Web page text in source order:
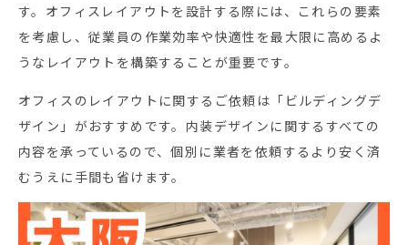
す。オフィスレイアウトを設計する際には、これらの要素
を考慮し、従業員の作業効率や快適性を最大限に高めるよ
うなレイアウトを構築することが重要です。
オフィスのレイアウトに関するご依頼は「ビルディングデ
ザイン」がおすすめです。内装デザインに関するすべての
内容を承っているので、個別に業者を依頼するより安く済
むうえに手間も省けます。